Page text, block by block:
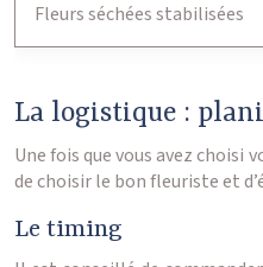
Fleurs séchées stabilisées
La logistique :
Une fois que vous avez
de choisir le bon fleuriste et
Le timing